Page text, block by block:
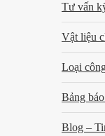
Tư vấn
Vật liệu
Loại
Bảng
Blog –